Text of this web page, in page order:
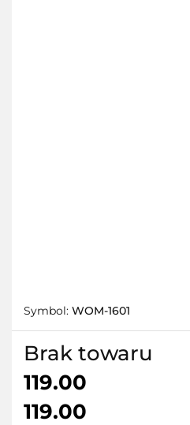
Symbol: WOM-1601
Brak towaru
119.00
119.00